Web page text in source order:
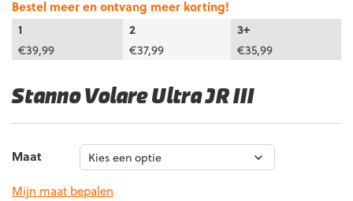
Stanno Volare Ultra JR III
Bestel meer en ontvang meer korting!
1
2
3+
€39,99 €37,99 €35,99
Maat
Mijn maat bepalen